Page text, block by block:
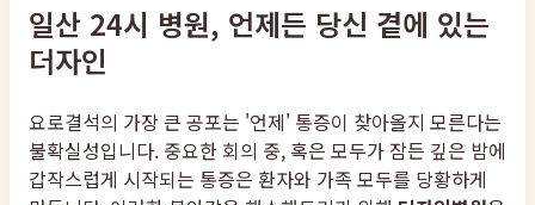
일산 24시 병원, 언제든 당신 곁에 있는
더자인
요로결석의 가장 큰 공포는 '언제' 통증이 찾아올지 모른다는
불확실성입니다. 중요한 회의 중, 혹은 모두가 잠든 깊은 밤에
갑작스럽게 시작되는 통증은 환자와 가족 모두를 당황하게